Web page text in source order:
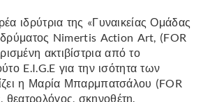
ιδρύτρια της «Γυναικείας Ομάδας
Nimertis Action Art, (FOR
ακτιβίστρια από το
E.I.G.E για την ισότητα των
η Μαρία Μπαρμπατσάλου (FOR
σκηνοθέτη.